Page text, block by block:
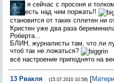
я сейчас с просоня и
есть над чем поржать!!
становится от таких сплетен ни
Кристен уже два раза
Роберта...
БЛИН, журналисты там, что ли
чтоб так не ложаться?
всё настроение приподнято на
13 Рвакля (15.07.2010 10:58) [